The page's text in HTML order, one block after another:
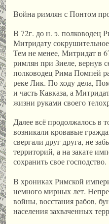
Война римлян с Понтом
В 72г. до н. э. полководец
Митридату
Тем не менее, Митридат в
римлян при Зиеле, вернув
полководец Рима Помпей
реке Лик. По ходу дела,
и часть Кавказа, а
жизни руками своего
Далее всё продолжалось в
возникали кровавые
свергали друг друга, не
территорий, а на закате
сохранить свое господство.
В хрониках Римской
немного мирных лет.
войны, восстания рабов,
населения захваченных